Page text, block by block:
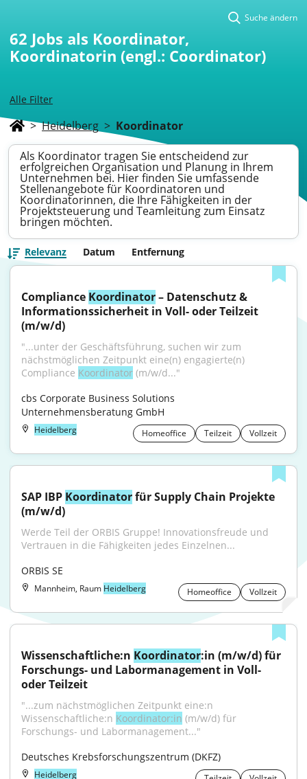
Alle Filter
Suche ändern
62 Jobs als Koordinator,
Koordinatorin (engl.: Coordinator)
> Heidelberg > Koordinator
Als Koordinator tragen Sie entscheidend zur
erfolgreichen Organisation und Planung in Ihrem
Unternehmen bei. Hier finden Sie umfassende
Stellenangebote für Koordinatoren und
Koordinatorinnen, die Ihre Fähigkeiten in der
Projektsteuerung und Teamleitung zum Einsatz
bringen möchten.
Relevanz Datum Entfernung
Compliance Koordinator – Datenschutz &
Informationssicherheit in Voll- oder Teilzeit
(m/w/d)
"...unter der Geschäftsführung, suchen wir zum
nächstmöglichen Zeitpunkt eine(n) engagierte(n)
Compliance Koordinator (m/w/d..."
cbs Corporate Business Solutions
Unternehmensberatung GmbH
Heidelberg Homeoffice Teilzeit Vollzeit
SAP IBP Koordinator für Supply Chain Projekte
(m/w/d)
Werde Teil der ORBIS Gruppe! Innovationsfreude und
Vertrauen in die Fähigkeiten jedes Einzelnen...
ORBIS SE
Mannheim, Raum Heidelberg Homeoffice Vollzeit
Wissenschaftliche:n Koordinator:in (m/w/d) für
Forschungs- und Labormanagement in Voll-
oder Teilzeit
"...zum nächstmöglichen Zeitpunkt eine:n
Wissenschaftliche:n Koordinator:in (m/w/d) für
Forschungs- und Labormanagement..."
Deutsches Krebsforschungszentrum (DKFZ)
Heidelberg